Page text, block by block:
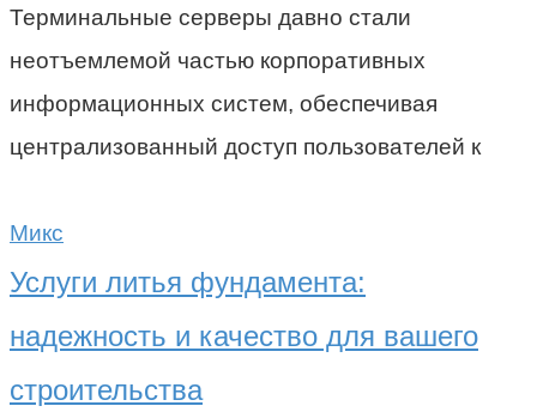
Терминальные серверы давно стали
неотъемлемой частью корпоративных
информационных систем, обеспечивая
централизованный доступ пользователей к
Микс
Услуги литья фундамента:
надежность и качество для вашего
строительства